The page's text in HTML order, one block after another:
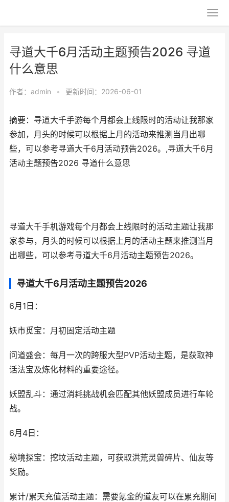
寻道大千6月活动主题预告2026 寻道
什么意思
作者： admin • 更新时间：2026-06-01
摘要：寻道大千手游每个月都会上线限时的活动让我那家
参加，月头的时候可以根据上月的活动来推测当月出哪
些，可以参考寻道大千6月活动预告2026。,寻道大千6月
活动主题预告2026 寻道什么意思
寻道大千手机游戏每个月都会上线限时的活动主题让我那
家参与，月头的时候可以根据上月的活动主题来推测当月
出哪些，可以参考寻道大千6月活动主题预告2026。
寻道大千6月活动主题预告2026
6月1日：
妖市觅宝：月初固定活动主题
问道盛会：每月一次的跨服大型PVP活动主题，是获取神
话法宝及炼化材料的重要途径。
妖盟乱斗：通过消耗挑战机会匹配其他妖盟成员进行车轮
战。
6月4日：
秘境探宝：挖坟活动主题，可获取洪荒灵兽碎片、仙友等
奖励。
累计/累天充值活动主题：需要氪金的道友可以在累充期间